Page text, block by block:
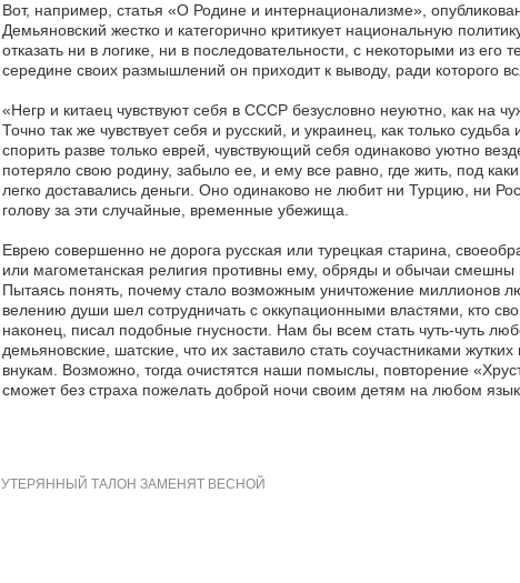
Вот, например, статья «О Родине и интернационализме»,
Демьяновский жестко и категорично критикует национальную
отказать ни в логике, ни в последовательности, с некоторыми из его
середине своих размышлений он приходит к выводу, ради которого
«Негр и китаец чувствуют себя в СССР безусловно неуютно, как на
Точно так же чувствует себя и русский, и украинец, как только
спорить разве только еврей, чувствующий себя одинаково уютно
потеряло свою родину, забыло ее, и ему все равно, где жить, под
легко доставались деньги. Оно одинаково не любит ни Турцию, ни
голову за эти случайные, временные убежища.
Еврею совершенно не дорога русская или турецкая старина,
или магометанская религия противны ему, обряды и обычаи
Пытаясь понять, почему стало возможным уничтожение миллионов
велению души шел сотрудничать с оккупационными властями, кто
наконец, писал подобные гнусности. Нам бы всем стать чуть-чуть
демьяновские, шатские, что их заставило стать соучастниками
внукам. Возможно, тогда очистятся наши помыслы, повторение
сможет без страха пожелать доброй ночи своим детям на любом
УТЕРЯННЫЙ ТАЛОН ЗАМЕНЯТ ВЕСНОЙ